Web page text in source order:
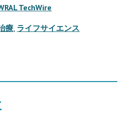
TechWire
療 ライフサイエンス